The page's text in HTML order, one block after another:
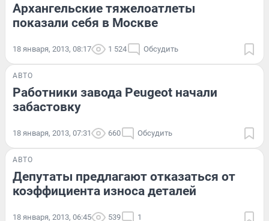
Архангельские тяжелоатлеты
показали себя в Москве
18 января, 2013, 08:17 1 524 Обсудить
АВТО
Работники завода Peugeot начали
забастовку
18 января, 2013, 07:31 660 Обсудить
АВТО
Депутаты предлагают отказаться от
коэффициента износа деталей
18 января, 2013, 06:45 539 1